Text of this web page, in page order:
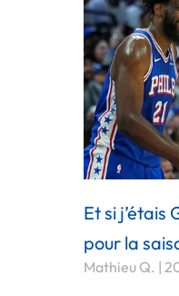
Et si j’étais
pour la
Mathieu Q.